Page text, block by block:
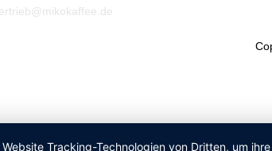
Tracking-Technologien von Dritten, um